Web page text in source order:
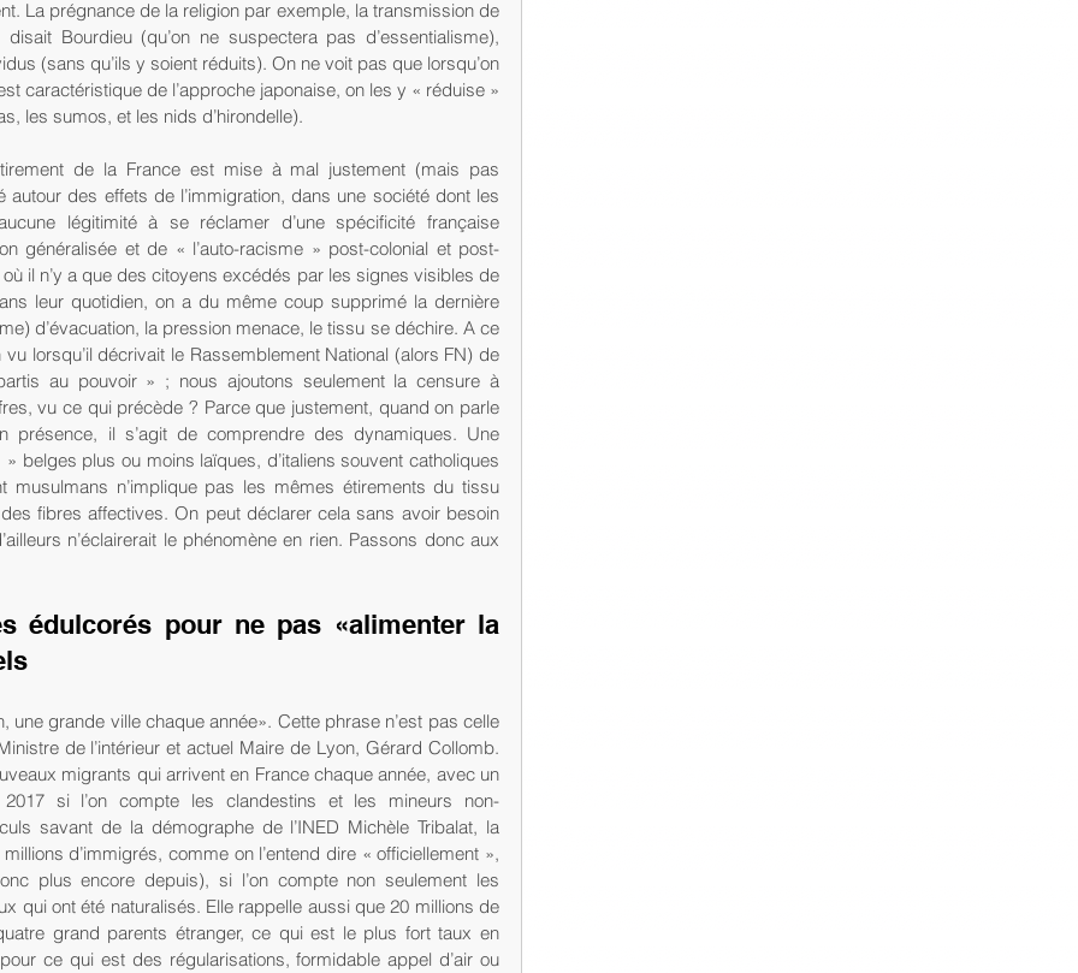
La prégnance de la religion par exemple, la transmission de
Bourdieu (qu’on ne suspectera pas d’essentialisme),
(sans qu’ils y soient réduits). On ne voit pas que lorsqu’on
caractéristique de l’approche japonaise, on les y « réduise »
les sumos, et les nids d’hirondelle).
de la France est mise à mal justement (mais pas
des effets de l’immigration, dans une société dont les
légitimité à se réclamer d’une spécificité française
généralisée et de « l’auto-racisme » post-colonial et post-
il n’y a que des citoyens excédés par les signes visibles de
leur quotidien, on a du même coup supprimé la dernière
d’évacuation, la pression menace, le tissu se déchire. A ce
lorsqu’il décrivait le Rassemblement National (alors FN) de
au pouvoir » ; nous ajoutons seulement la censure à
vu ce qui précède ? Parce que justement, quand on parle
présence, il s’agit de comprendre des dynamiques. Une
belges plus ou moins laïques, d’italiens souvent catholiques
musulmans n’implique pas les mêmes étirements du tissu
fibres affectives. On peut déclarer cela sans avoir besoin
n’éclairerait le phénomène en rien. Passons donc aux
édulcorés pour ne pas «alimenter la
une grande ville chaque année». Cette phrase n’est pas celle
de l’intérieur et actuel Maire de Lyon, Gérard Collomb.
migrants qui arrivent en France chaque année, avec un
si l’on compte les clandestins et les mineurs non-
savant de la démographe de l’INED Michèle Tribalat, la
d’immigrés, comme on l’entend dire « officiellement »,
plus encore depuis), si l’on compte non seulement les
qui ont été naturalisés. Elle rappelle aussi que 20 millions de
grand parents étranger, ce qui est le plus fort taux en
ce qui est des régularisations, formidable appel d’air ou